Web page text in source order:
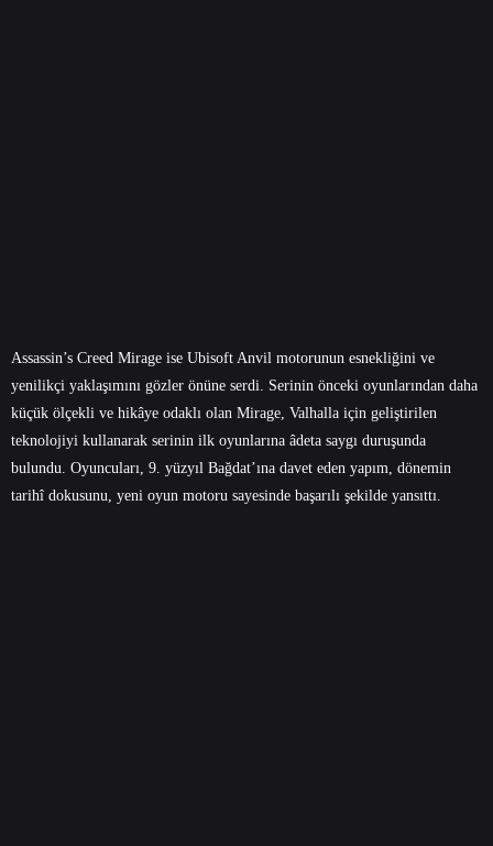
Assassin’s Creed Mirage ise Ubisoft Anvil motorunun esnekliğini ve
yenilikçi yaklaşımını gözler önüne serdi. Serinin önceki oyunlarından daha
küçük ölçekli ve hikâye odaklı olan Mirage, Valhalla için geliştirilen
teknolojiyi kullanarak serinin ilk oyunlarına âdeta saygı duruşunda
bulundu. Oyuncuları, 9. yüzyıl Bağdat’ına davet eden yapım, dönemin
tarihî dokusunu, yeni oyun motoru sayesinde başarılı şekilde yansıttı.